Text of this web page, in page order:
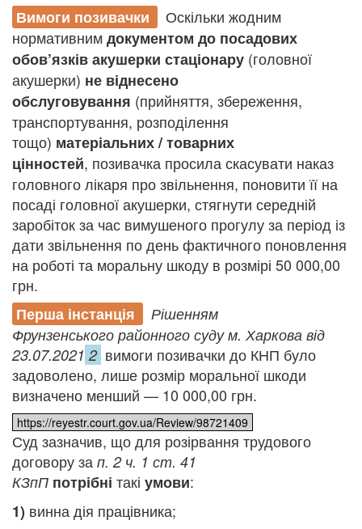
Вимоги позивачки
Оскільки жодним
нормативнимдокументом до посадових
обов’язків акушерки стаціонару (головної
акушерки) не віднесено
обслуговування (прийняття, збереження,
транспортування, розподілення
тощо) матеріальних / товарних
цінностей, позивачка просила скасувати наказ
головного лікаря про звільнення, поновити її на
посаді головної акушерки, стягнути середній
заробіток за час вимушеного прогулу за період із
дати звільнення по день фактичного поновлення
на роботі та моральну шкоду в розмірі 50 000,00
грн.
Перша інстанція
Рішенням
Фрунзенського районного суду м. Харкова від
23.07.2021 2 вимоги позивачки до КНП було
задоволено, лише розмір моральної шкоди
визначено менший — 10 000,00 грн.
https://reyestr.court.gov.ua/Review/98721409
Суд зазначив, що для розірвання трудового
договору за п. 2 ч. 1 ст. 41
КЗпП потрібні такі умови:
1) винна дія працівника;